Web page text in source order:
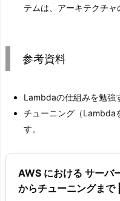
テムは、アーキテクチャ
参考資料
Lambdaの仕組みを勉強
チューニング（Lambda
す。
AWS における サーバ
からチューニングまで